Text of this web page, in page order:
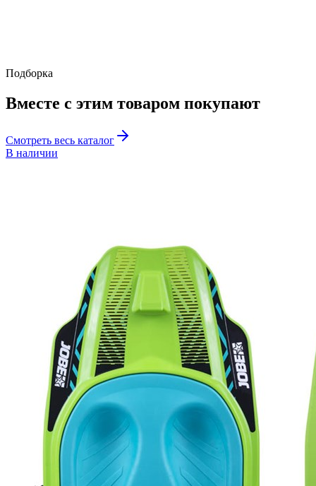
Подборка
Вместе с этим товаром покупают
Смотреть весь каталог
В наличии